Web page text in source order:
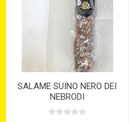
SALAME SUINO NERO DEI
NEBRODI